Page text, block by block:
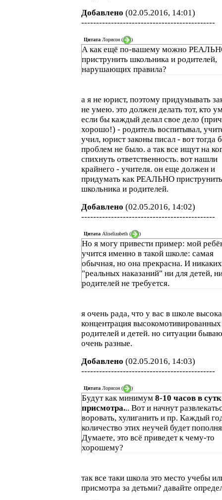
Добавлено (02.05.2016, 14:01)
---------------------------------------------
Цитата Лорисон ( )
А как ещё по-вашему можно
приструнить школьника и родителей,
нарушающих правила?
а я не юрист, поэтому придумывать
не умею. это должен делать тот, кто
если бы каждый делал свое дело
хорошо!) - родитель воспитывал,
учил, юрист законы писал - вот тогда
проблем не было. а так все ищут на
спихнуть ответственность. вот нашли
крайнего - учителя. он еще должен и
придумать как РЕАЛЬНО приструнить
школьника и родителей.
Добавлено (02.05.2016, 14:02)
---------------------------------------------
Цитата Aliselizabeth ( )
Но я могу привести пример: мой
учится именно в такой школе: самая
обычная, но она прекрасна. И никаких
"реальных наказаний" ни для детей,
родителей не требуется.
я очень рада, что у вас в школе
концентрация высокомотивированных
родителей и детей. но ситуации
очень разные.
Добавлено (02.05.2016, 14:03)
---------------------------------------------
Цитата Лорисон ( )
Будут как минимум 8-10 часов в
присмотра... Вот и начнут
воровать, хулиганить и пр. Каждый
количество этих неучей будет
Думаете, это всё приведет к чему-то
хорошему?
так все таки школа это место учебы
присмотра за детьми? давайте